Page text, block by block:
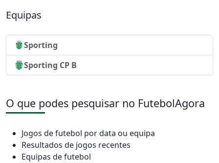
Equipas
Sporting
Sporting CP B
O que podes pesquisar no FutebolAgora
Jogos de futebol por data ou equipa
Resultados de jogos recentes
Equipas de futebol